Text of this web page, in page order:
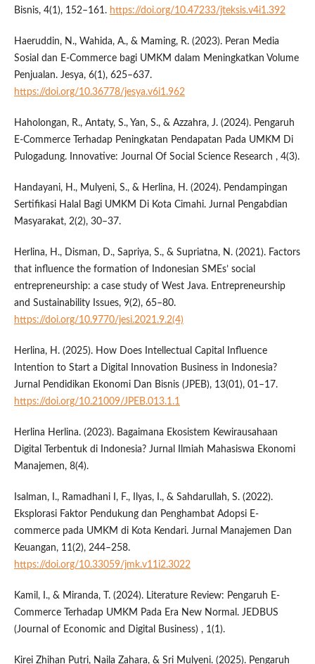
Bisnis, 4(1), 152–161. https://doi.org/10.47233/jteksis.v4i1.392
Haeruddin, N., Wahida, A., & Maming, R. (2023). Peran Media
Sosial dan E-Commerce bagi UMKM dalam Meningkatkan Volume
Penjualan. Jesya, 6(1), 625–637.
https://doi.org/10.36778/jesya.v6i1.962
Haholongan, R., Antaty, S., Yan, S., & Azzahra, J. (2024). Pengaruh
E-Commerce Terhadap Peningkatan Pendapatan Pada UMKM Di
Pulogadung. Innovative: Journal Of Social Science Research , 4(3).
Handayani, H., Mulyeni, S., & Herlina, H. (2024). Pendampingan
Sertifikasi Halal Bagi UMKM Di Kota Cimahi. Jurnal Pengabdian
Masyarakat, 2(2), 30–37.
Herlina, H., Disman, D., Sapriya, S., & Supriatna, N. (2021). Factors
that influence the formation of Indonesian SMEs’ social
entrepreneurship: a case study of West Java. Entrepreneurship
and Sustainability Issues, 9(2), 65–80.
https://doi.org/10.9770/jesi.2021.9.2(4)
Herlina, H. (2025). How Does Intellectual Capital Influence
Intention to Start a Digital Innovation Business in Indonesia?
Jurnal Pendidikan Ekonomi Dan Bisnis (JPEB), 13(01), 01–17.
https://doi.org/10.21009/JPEB.013.1.1
Herlina Herlina. (2023). Bagaimana Ekosistem Kewirausahaan
Digital Terbentuk di Indonesia? Jurnal Ilmiah Mahasiswa Ekonomi
Manajemen, 8(4).
Isalman, I., Ramadhani I, F., Ilyas, I., & Sahdarullah, S. (2022).
Eksplorasi Faktor Pendukung dan Penghambat Adopsi E-
commerce pada UMKM di Kota Kendari. Jurnal Manajemen Dan
Keuangan, 11(2), 244–258.
https://doi.org/10.33059/jmk.v11i2.3022
Kamil, I., & Miranda, T. (2024). Literature Review: Pengaruh E-
Commerce Terhadap UMKM Pada Era New Normal. JEDBUS
(Journal of Economic and Digital Business) , 1(1).
Kirei Zhihan Putri, Naila Zahara, & Sri Mulyeni. (2025). Pengaruh